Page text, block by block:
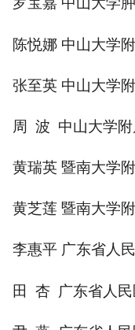
陈悦娜 中山大学
张至英 中山大学
周 波 中山大学
黄瑞英 暨南大学
黄芝莲 暨南大学
李惠平 广东省人
田 杏 广东省人